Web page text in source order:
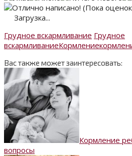
(Пока
Загрузка...
Грудное вскармливание Грудное
вскармливаниеКормление
Вас также может заинтересовать:
Кормление
вопросы